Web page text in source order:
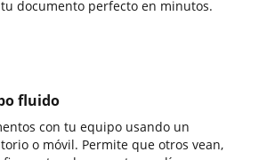
documento perfecto en minutos.
fluido
con tu equipo usando un
o móvil. Permite que otros vean,